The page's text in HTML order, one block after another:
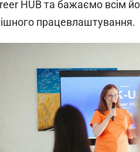
HUB та бажаємо всім
працевлаштування.